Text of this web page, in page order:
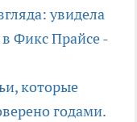
увидела
Фикс Прайсе -
которые
годами.